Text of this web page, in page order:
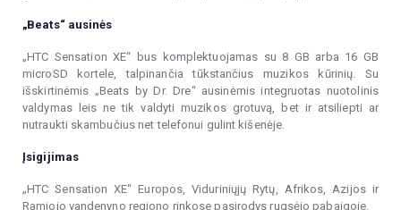
„Beats“ ausinės
„HTC Sensation XE“ bus komplektuojamas su 8 GB arba 16 GB
microSD kortele, talpinančia tūkstančius muzikos kūrinių. Su
išskirtinėmis „Beats by Dr. Dre“ ausinėmis integruotas nuotolinis
valdymas leis ne tik valdyti muzikos grotuvą, bet ir atsiliepti ar
nutraukti skambučius net telefonui gulint kišenėje.
Įsigijimas
„HTC Sensation XE“ Europos, Viduriniųjų Rytų, Afrikos, Azijos ir
Ramiojo vandenyno regiono rinkose pasirodys rugsėjo pabaigoje.